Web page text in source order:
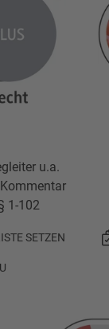
u.a.
1-102
SETZEN